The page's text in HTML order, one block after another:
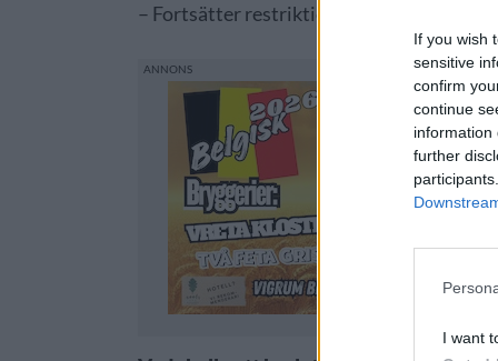
If you wish
sensitive
confirm
continue
information
further
I want
– Fortsätter restriktionerna ytterligare ett